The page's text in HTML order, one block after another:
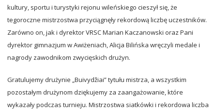
kultury, sportu i turystyki rejonu wileńskiego cieszył się, że
tegoroczne mistrzostwa przyciągnęły rekordową liczbę uczestników.
Zarówno on, jak i dyrektor VRSC Marian Kaczanowski oraz Pani
dyrektor gimnazjum w Awiżeniach, Alicja Bilińska wręczyli medale i
nagrody zawodnikom zwycięskich drużyn.
Gratulujemy drużynie „Buivydžiai” tytułu mistrza, a wszystkim
pozostałym drużynom dziękujemy za zaangażowanie, które
wykazały podczas turnieju. Mistrzostwa siatkówki i rekordowa liczba